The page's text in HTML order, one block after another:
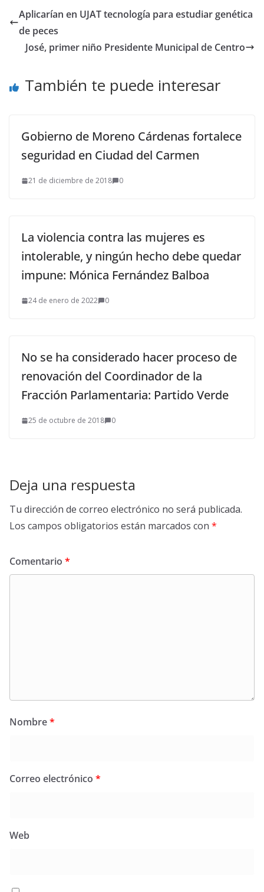
Aplicarían en UJAT tecnología para estudiar genética
de peces
José, primer niño Presidente Municipal de Centro
También te puede interesar
Gobierno de Moreno Cárdenas fortalece
seguridad en Ciudad del Carmen
21 de diciembre de 2018 0
La violencia contra las mujeres es
intolerable, y ningún hecho debe quedar
impune: Mónica Fernández Balboa
24 de enero de 2022 0
No se ha considerado hacer proceso de
renovación del Coordinador de la
Fracción Parlamentaria: Partido Verde
25 de octubre de 2018 0
Deja una respuesta
Tu dirección de correo electrónico no será publicada.
Los campos obligatorios están marcados con *
Comentario *
Nombre*
Correo electrónico *
Web